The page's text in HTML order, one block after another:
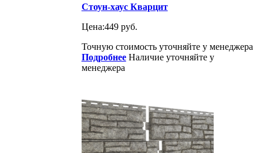
Стоун-хаус Кварцит
Цена:449 руб.
Точную стоимость уточняйте у менеджера
Подробнее Наличие уточняйте у
менеджера